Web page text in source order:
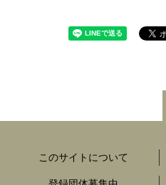
このサイトについて